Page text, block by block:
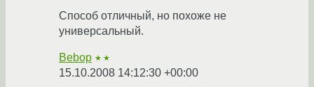
Способ отличный, но похоже не
универсальный.
Bebop ★★
15.10.2008 14:12:30 +00:00